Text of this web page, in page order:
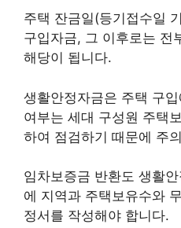
주택 잔금일(등기접수일
구입자금, 그 이후로는 전
해당이 됩니다.
생활안정자금은 주택 구
여부는 세대 구성원 주택
하여 점검하기 때문에 주
임차보증금 반환도 생활
에 지역과 주택보유수와
정서를 작성해야 합니다.